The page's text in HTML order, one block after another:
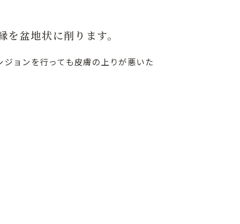
盆地状に削ります。
ョンを行っても皮膚の上りが悪いた